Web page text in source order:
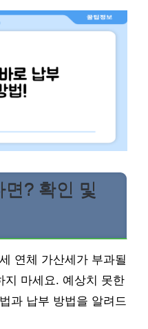
면? 확인 및
연체 가산세가 부과될
지 마세요. 예상치 못한
과 납부 방법을 알려드